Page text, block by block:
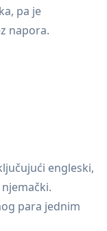
pa je
napora.
engleski,
para jednim